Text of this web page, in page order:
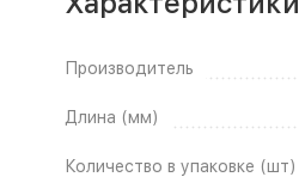
Производитель
Длина (мм)
Количество в упаковке (шт)